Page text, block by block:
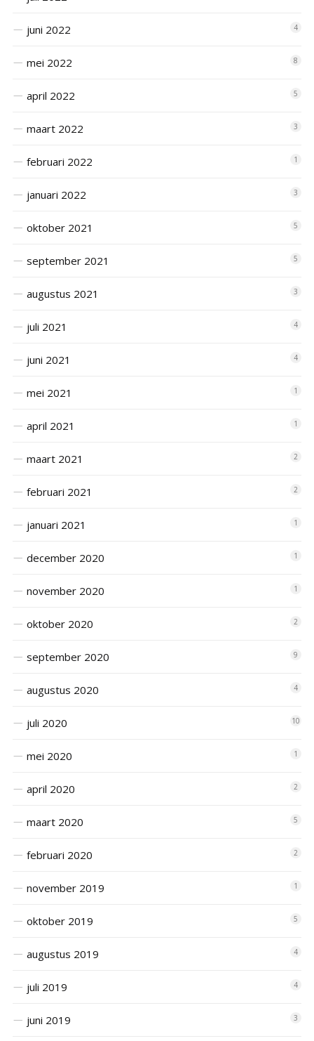
juni 2022 4
mei 2022 8
april 2022 5
maart 2022 3
februari 2022 1
januari 2022 3
oktober 2021 5
september 2021 5
augustus 2021 3
juli 2021 4
juni 2021 4
mei 2021 1
april 2021 1
maart 2021 2
februari 2021 2
januari 2021 1
december 2020 1
november 2020 1
oktober 2020 2
september 2020 9
augustus 2020 4
juli 2020 10
mei 2020 1
april 2020 2
maart 2020 5
februari 2020 2
november 2019 1
oktober 2019 5
augustus 2019 4
juli 2019 4
juni 2019 3